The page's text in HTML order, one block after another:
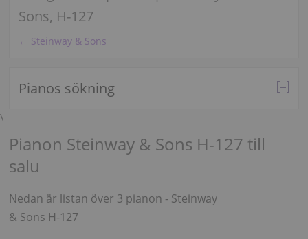
Sons, H-127
← Steinway & Sons
Pianos sökning
\
Pianon Steinway & Sons H-127 till
salu
Nedan är listan över 3 pianon - Steinway
& Sons H-127